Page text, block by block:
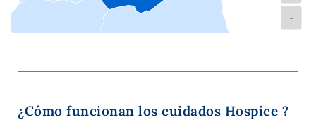
-
¿Cómo funcionan los cuidados Hospice ?